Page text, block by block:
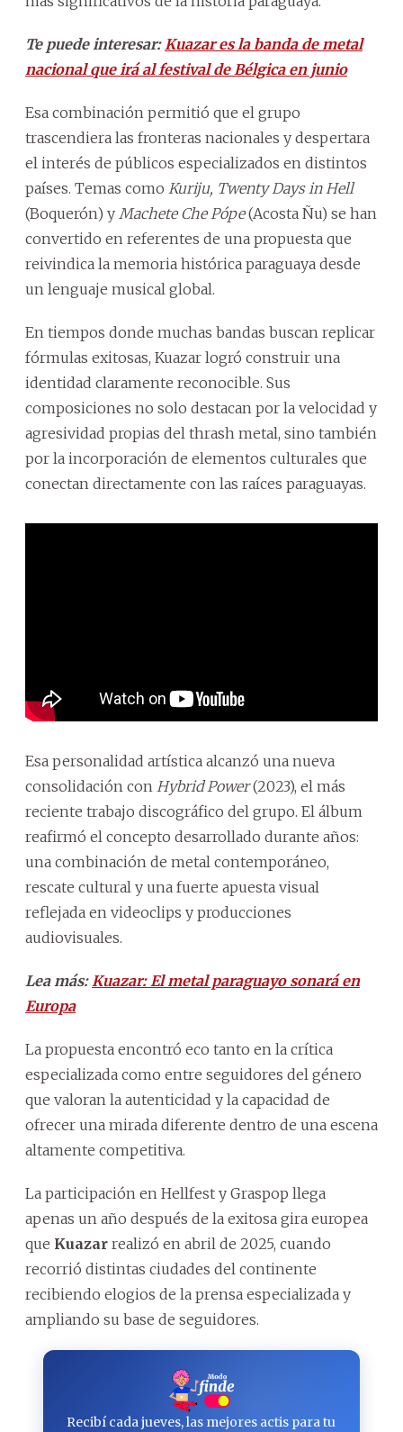
Te puede interesar: Kuazar es la banda de metal
nacional que irá al festival de Bélgica en junio
Esa combinación permitió que el grupo
trascendiera las fronteras nacionales y despertara
el interés de públicos especializados en distintos
países. Temas como Kuriju, Twenty Days in Hell
(Boquerón) y Machete Che Pópe(Acosta Ñu) se han
convertido en referentes de una propuesta que
reivindica la memoria histórica paraguaya desde
un lenguaje musical global.
En tiempos donde muchas bandas buscan replicar
fórmulas exitosas, Kuazar logró construir una
identidad claramente reconocible. Sus
composiciones no solo destacan por la velocidad y
agresividad propias del thrash metal, sino también
por la incorporación de elementos culturales que
conectan directamente con las raíces paraguayas.
Esa personalidad artística alcanzó una nueva
consolidación con Hybrid Power(2023), el más
reciente trabajo discográfico del grupo. El álbum
reafirmó el concepto desarrollado durante años:
una combinación de metal contemporáneo,
rescate cultural y una fuerte apuesta visual
reflejada en videoclips y producciones
audiovisuales.
Lea más: Kuazar: El metal paraguayo sonará en
Europa
La propuesta encontró eco tanto en la crítica
especializada como entre seguidores del género
que valoran la autenticidad y la capacidad de
ofrecer una mirada diferente dentro de una escena
altamente competitiva.
La participación en Hellfest y Graspop llega
apenas un año después de la exitosa gira europea
que Kuazar realizó en abril de 2025, cuando
recorrió distintas ciudades del continente
recibiendo elogios de la prensa especializada y
ampliando su base de seguidores.
Recibí cada jueves, las mejores actis para tu